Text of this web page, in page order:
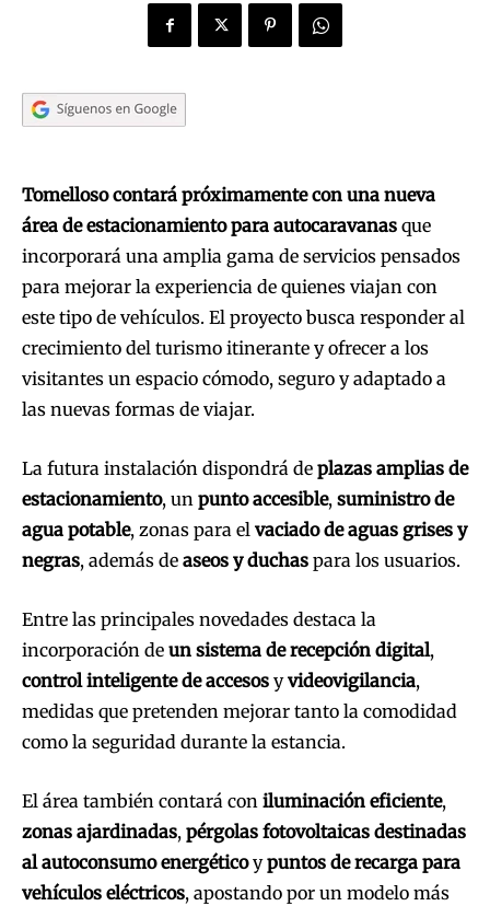
Tomelloso contará próximamente con una nueva
área de estacionamiento para autocaravanas que
incorporará una amplia gama de servicios pensados
para mejorar la experiencia de quienes viajan con
este tipo de vehículos. El proyecto busca responder al
crecimiento del turismo itinerante y ofrecer a los
visitantes un espacio cómodo, seguro y adaptado a
las nuevas formas de viajar.
La futura instalación dispondrá de plazas amplias de
estacionamiento, un punto accesible, suministro de
agua potable, zonas para el vaciado de aguas grises y
negras, además de aseos y duchas para los usuarios.
Entre las principales novedades destaca la
incorporación de un sistema de recepción digital,
control inteligente de accesos yvideovigilancia,
medidas que pretenden mejorar tanto la comodidad
como la seguridad durante la estancia.
El área también contará con iluminación eficiente,
zonas ajardinadas, pérgolas fotovoltaicas destinadas
al autoconsumo energéticoypuntos de recarga para
vehículos eléctricos, apostando por un modelo más